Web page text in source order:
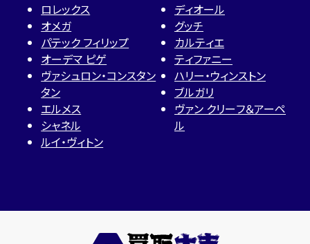
ロレックス
オメガ
パテック フィリップ
オーデマ ピゲ
ヴァシュロン・コンスタン
タン
エルメス
シャネル
ルイ・ヴィトン
ディオール
グッチ
カルティエ
ティファニー
ハリー・ウィンストン
ブルガリ
ヴァン クリーフ＆アーペ
ル